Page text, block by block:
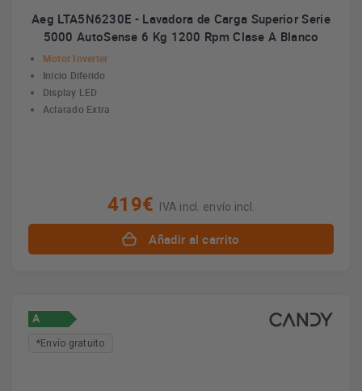
Aeg LTA5N6230E - Lavadora de Carga Superior Serie
5000 AutoSense 6 Kg 1200 Rpm Clase A Blanco
Motor Inverter
Inicio Diferido
Display LED
Aclarado Extra
419€ IVA incl. envío incl.
Añadir al carrito
A
*Envío gratuito